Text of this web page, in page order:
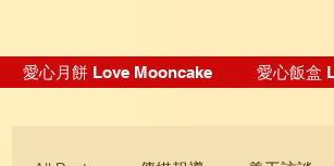
愛心月餅 Love Mooncake 愛心飯盒